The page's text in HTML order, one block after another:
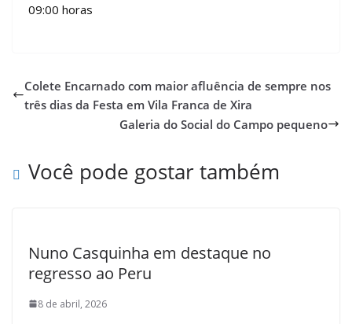
09:00 horas
Colete Encarnado com maior afluência de sempre nos
três dias da Festa em Vila Franca de Xira
Galeria do Social do Campo pequeno
Você pode gostar também
Nuno Casquinha em destaque no
regresso ao Peru
8 de abril, 2026